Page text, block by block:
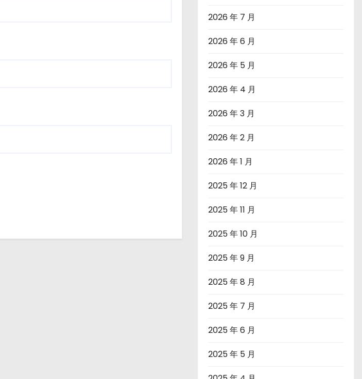
2026 年 7 月
2026 年 6 月
2026 年 5 月
2026 年 4 月
2026 年 3 月
2026 年 2 月
2026 年 1 月
2025 年 12 月
2025 年 11 月
2025 年 10 月
2025 年 9 月
2025 年 8 月
2025 年 7 月
2025 年 6 月
2025 年 5 月